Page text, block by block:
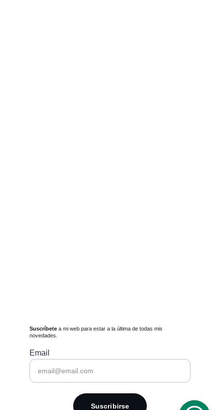
Email
Suscribirse
Suscríbete a mi web para estar a la última de todas mis
novedades.